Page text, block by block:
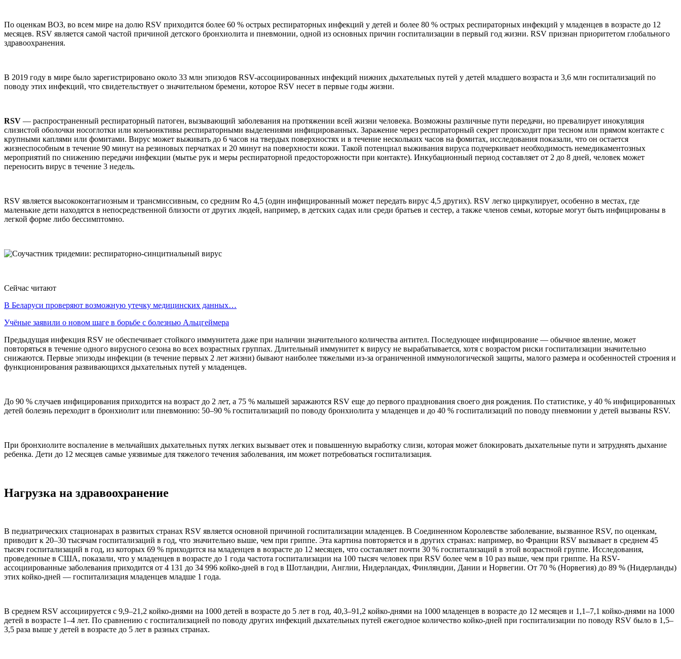
По оценкам ВОЗ, во всем мире на долю RSV приходится более 60 % острых респираторных инфекций у детей и более 80 % острых респираторных инфекций у младенцев в возрасте до 12
месяцев. RSV является самой частой причиной детского бронхиолита и пневмонии, одной из основных причин госпитализации в первый год жизни. RSV признан приоритетом глобального
здравоохранения.
В 2019 году в мире было зарегистрировано около 33 млн эпизодов RSV-ассоциированных инфекций нижних дыхательных путей у детей младшего возраста и 3,6 млн госпитализаций по
поводу этих инфекций, что свидетельствует о значительном бремени, которое RSV несет в первые годы жизни.
RSV — распространенный респираторный патоген, вызывающий заболевания на протяжении всей жизни человека. Возможны различные пути передачи, но превалирует инокуляция
слизистой оболочки носоглотки или конъюнктивы респираторными выделениями инфицированных. Заражение через респираторный секрет происходит при тесном или прямом контакте с
крупными каплями или фомитами. Вирус может выживать до 6 часов на твердых поверхностях и в течение нескольких часов на фомитах, исследования показали, что он остается
жизнеспособным в течение 90 минут на резиновых перчатках и 20 минут на поверхности кожи. Такой потенциал выживания вируса подчеркивает необходимость немедикаментозных
мероприятий по снижению передачи инфекции (мытье рук и меры респираторной предосторожности при контакте). Инкубационный период составляет от 2 до 8 дней, человек может
переносить вирус в течение 3 недель.
RSV является высококонтагиозным и трансмиссивным, со средним Ro 4,5 (один инфицированный может передать вирус 4,5 других). RSV легко циркулирует, особенно в местах, где
маленькие дети находятся в непосредственной близости от других людей, например, в детских садах или среди братьев и сестер, а также членов семьи, которые могут быть инфицированы в
легкой форме либо бессимптомно.
Сейчас читают
В Беларуси проверяют возможную утечку медицинских данных…
Учёные заявили о новом шаге в борьбе с болезнью Альцгеймера
Предыдущая инфекция RSV не обеспечивает стойкого иммунитета даже при наличии значительного количества антител. Последующее инфицирование — обычное явление, может
повторяться в течение одного вирусного сезона во всех возрастных группах. Длительный иммунитет к вирусу не вырабатывается, хотя с возрастом риски госпитализации значительно
снижаются. Первые эпизоды инфекции (в течение первых 2 лет жизни) бывают наиболее тяжелыми из-за ограниченной иммунологической защиты, малого размера и особенностей строения и
функционирования развивающихся дыхательных путей у младенцев.
До 90 % случаев инфицирования приходится на возраст до 2 лет, а 75 % малышей заражаются RSV еще до первого празднования своего дня рождения. По статистике, у 40 % инфицированных
детей болезнь переходит в бронхиолит или пневмонию: 50–90 % госпитализаций по поводу бронхиолита у младенцев и до 40 % госпитализаций по поводу пневмонии у детей вызваны RSV.
При бронхиолите воспаление в мельчайших дыхательных путях легких вызывает отек и повышенную выработку слизи, которая может блокировать дыхательные пути и затруднять дыхание
ребенка. Дети до 12 месяцев самые уязвимые для тяжелого течения заболевания, им может потребоваться госпитализация.
Нагрузка на здравоохранение
В педиатрических стационарах в развитых странах RSV является основной причиной госпитализации младенцев. В Соединенном Королевстве заболевание, вызванное RSV, по оценкам,
приводит к 20–30 тысячам госпитализаций в год, что значительно выше, чем при гриппе. Эта картина повторяется и в других странах: например, во Франции RSV вызывает в среднем 45
тысяч госпитализаций в год, из которых 69 % приходится на младенцев в возрасте до 12 месяцев, что составляет почти 30 % госпитализаций в этой возрастной группе. Исследования,
проведенные в США, показали, что у младенцев в возрасте до 1 года частота госпитализации на 100 тысяч человек при RSV более чем в 10 раз выше, чем при гриппе. На RSV-
ассоциированные заболевания приходится от 4 131 до 34 996 койко-дней в год в Шотландии, Англии, Нидерландах, Финляндии, Дании и Норвегии. От 70 % (Норвегия) до 89 % (Нидерланды)
этих койко-дней — госпитализация младенцев младше 1 года.
В среднем RSV ассоциируется с 9,9–21,2 койко-днями на 1000 детей в возрасте до 5 лет в год, 40,3–91,2 койко-днями на 1000 младенцев в возрасте до 12 месяцев и 1,1–7,1 койко-днями на 1000
детей в возрасте 1–4 лет. По сравнению с госпитализацией по поводу других инфекций дыхательных путей ежегодное количество койко-дней при госпитализации по поводу RSV было в 1,5–
3,5 раза выше у детей в возрасте до 5 лет в разных странах.